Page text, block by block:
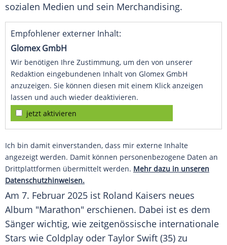
sozialen Medien und sein Merchandising.
Empfohlener externer Inhalt:
Glomex GmbH
Wir benötigen Ihre Zustimmung, um den von unserer
Redaktion eingebundenen Inhalt von Glomex GmbH
anzuzeigen. Sie können diesen mit einem Klick anzeigen
lassen und auch wieder deaktivieren.
jetzt aktivieren
Ich bin damit einverstanden, dass mir externe Inhalte
angezeigt werden. Damit können personenbezogene Daten an
Drittplattformen übermittelt werden. Mehr dazu in unseren
Datenschutzhinweisen.
Am 7. Februar 2025 ist Roland Kaisers neues
Album "Marathon" erschienen. Dabei ist es dem
Sänger wichtig, wie zeitgenössische internationale
Stars wie Coldplay oder Taylor Swift (35) zu